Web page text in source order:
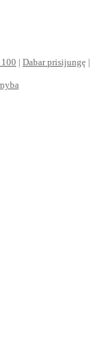
| Dabar prisijungę |